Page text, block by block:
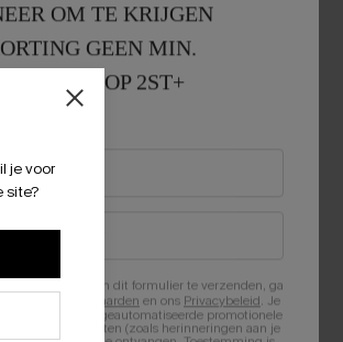
je voor
site?
OM TE KRIJGEN
GEEN MIN.
KORTING OP 2ST+
in te vullen en dit formulier te verzenden, ga
Algemene Voorwaarden en ons Privacybeleid. Je
om herhaalde geautomatiseerde promotionele
marketingberichten (zoals herinneringen aan je